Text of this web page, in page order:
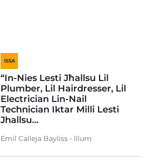
ISSA
“In-Nies Lesti Jħallsu Lil
Plumber, Lil Hairdresser, Lil
Electrician Lin-Nail
Technician Iktar Milli Lesti
Jhallsu…
Emil Calleja Bayliss • Illum